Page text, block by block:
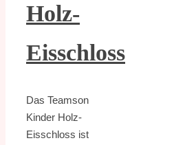
Holz-
Eisschloss
Das Teamson
Kinder Holz-
Eisschloss ist